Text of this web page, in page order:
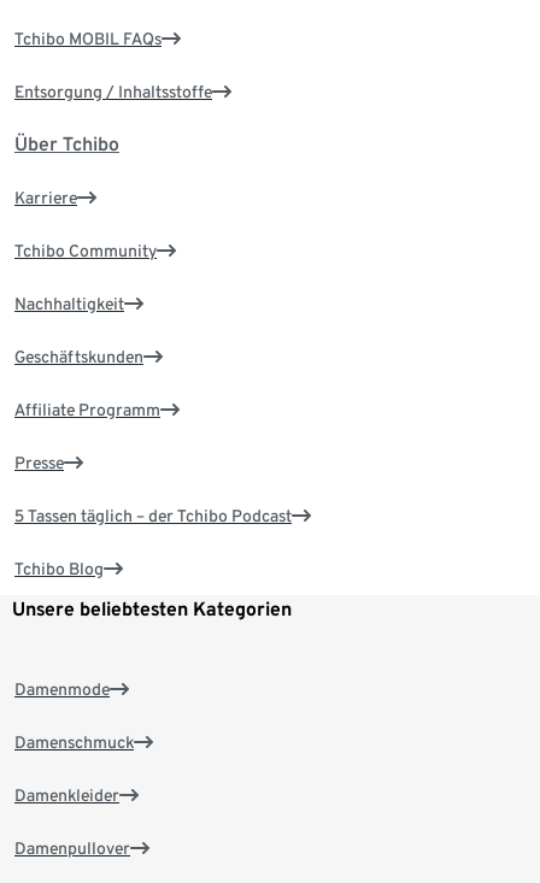
Tchibo MOBIL FAQs
Entsorgung / Inhaltsstoffe
Über Tchibo
Karriere
Tchibo Community
Nachhaltigkeit
Geschäftskunden
Affiliate Programm
Presse
5 Tassen täglich – der Tchibo Podcast
Tchibo Blog
Unsere beliebtesten Kategorien
Damenmode
Damenschmuck
Damenkleider
Damenpullover